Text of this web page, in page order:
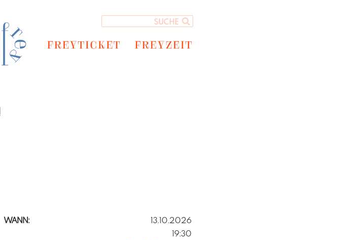
FREYTICKET FREYZEIT
WANN:
13.10.2026
19:30